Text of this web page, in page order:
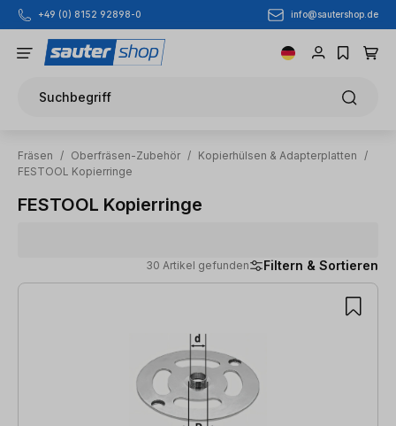
Zum Hauptinhalt springen
+49 (0) 8152 92898-0 info@sautershop.de
Suchbegriff
Fräsen / Oberfräsen-Zubehör / Kopierhülsen & Adapterplatten
/
FESTOOL Kopierringe
FESTOOL Kopierringe
30 Artikel gefunden Filtern & Sortieren
30 Artikel gefunden